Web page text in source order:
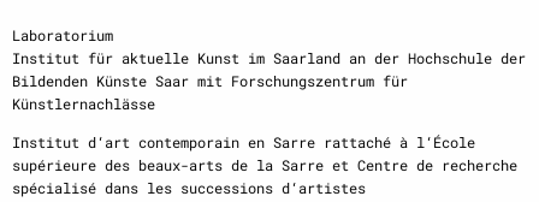
Laboratorium
Institut für aktuelle Kunst im Saarland an der Hochschule der
Bildenden Künste Saar mit Forschungszentrum für
Künstlernachlässe
Institut d‘art contemporain en Sarre rattaché à l‘École
supérieure des beaux-arts de la Sarre et Centre de recherche
spécialisé dans les successions d‘artistes